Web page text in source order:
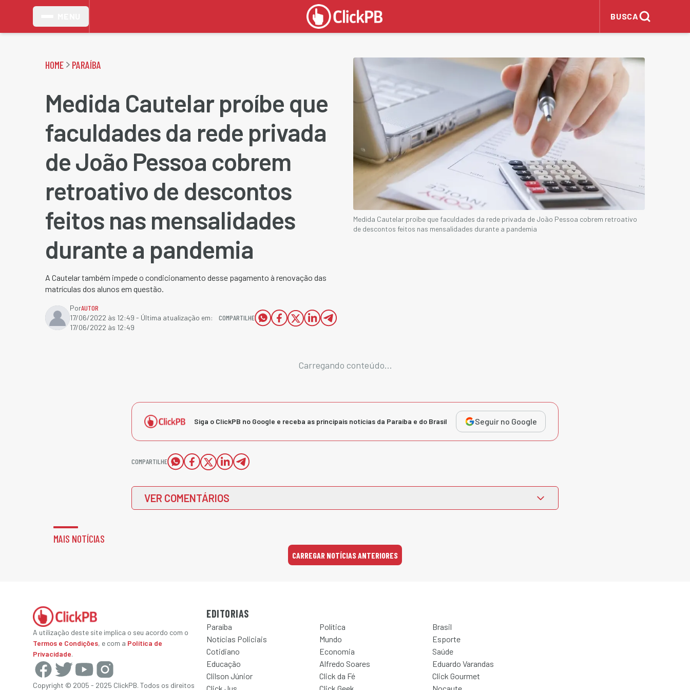
BUSCA
HOME PARAÍBA
Medida Cautelar proíbe que
faculdades da rede privada
de João Pessoa cobrem
retroativo de descontos
feitos nas mensalidades
durante a pandemia
A Cautelar também impede o condicionamento desse pagamento à renovação das
matrículas dos alunos em questão.
PorAUTOR
17/06/2022 às 12:49 - Última atualização em:
17/06/2022 às 12:49
COMPARTILHE
Medida Cautelar proíbe que faculdades da rede privada de João Pessoa cobrem retroativo
de descontos feitos nas mensalidades durante a pandemia
Carregando conteúdo...
Siga o ClickPB no Google e receba as principais notícias da Paraíba e do Brasil Seguir no Google
COMPARTILHE
VER COMENTÁRIOS
MAIS NOTÍCIAS
CARREGAR NOTÍCIAS ANTERIORES
A utilização deste site implica o seu acordo com o
Termos e Condições, e com a Política de
Privacidade.
Copyright © 2005 - 2025 ClickPB. Todos os direitos
EDITORIAS
Paraíba Política
Brasil
Notícias Policiais
Mundo
Esporte
Cotidiano
Economia
Saúde
Educação
Alfredo Soares
Eduardo Varandas
Clilson Júnior
Click da Fé
Click Gourmet